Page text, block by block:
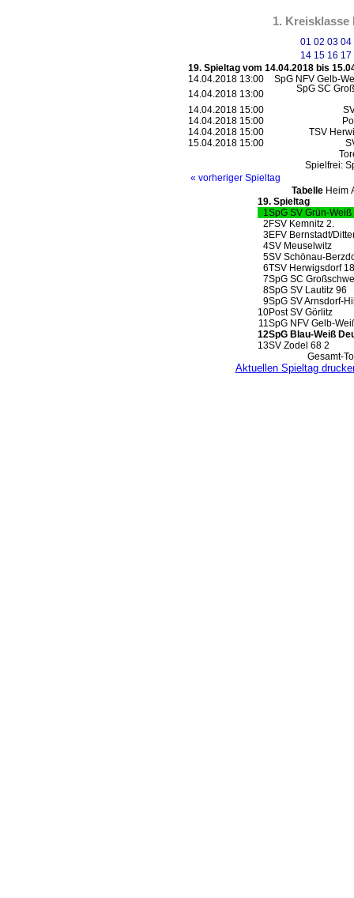
1. Kreisklasse
01 02 03 04
14 15 16 17
19. Spieltag vom 14.04.2018 bis
14.04.2018 13:00
SpG NFV Gelb-
14.04.2018 13:00
SpG SC
14.04.2018 15:00
14.04.2018 15:00
14.04.2018 15:00
TSV
15.04.2018 15:00
Spielfrei:
« vorheriger Spieltag
Tabelle Heim
19. Spieltag
1SpG SV Grün-Weiß
2 FSV Kemnitz 2.
3EFV Bernstadt/
4SV Meuselwitz
5SV Schönau-
6TSV Herwigsdorf
7SpG SC
8SpG SV Lautitz 96
9SpG SV Arnsdorf-
10Post SV Görlitz
11SpG NFV Gelb-
12SpG Blau-Weiß
13SV Zodel 68 2
Gesamt-
Aktuellen Spieltag